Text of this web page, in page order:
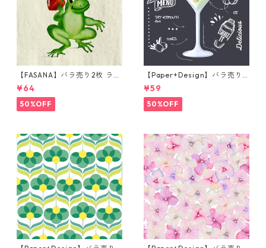
【FASANA】バラ売り2枚 ラン
チサイズ ペーパーナプキン Fr
og prince ナチュラル
¥64
50%OFF
【Paper+Design】バラ売り2
枚 カクテルサイズ ペーパーナ
プキン Martini ブラック
¥59
50%OFF